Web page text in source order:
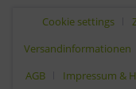
Cookie settings
Versandinformationen
AGB
Impressum &